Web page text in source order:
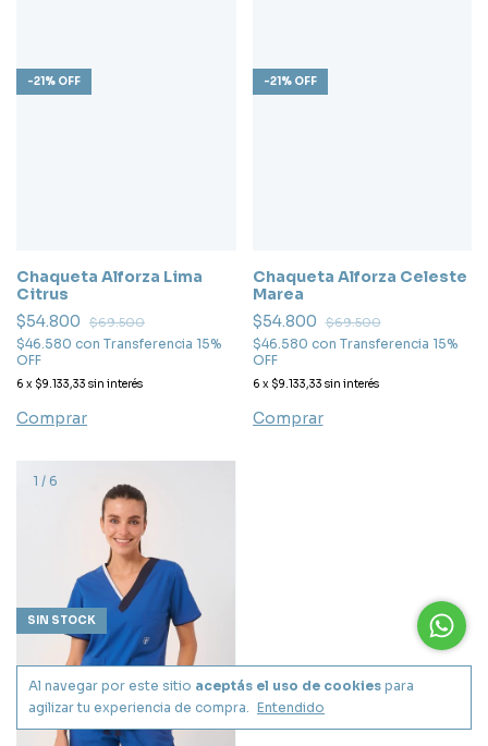
Al navegar por este sitio aceptás el uso de cookies para
agilizar tu experiencia de compra. Entendido
-21% OFF
Chaqueta Alforza Lima
Citrus
$54.800
$69.500
$46.580 con Transferencia 15%
OFF
6 x $9.133,33 sin interés
Comprar
-21% OFF
Chaqueta Alforza Celeste
Marea
$54.800
$69.500
$46.580 con Transferencia 15%
OFF
6 x $9.133,33 sin interés
Comprar
1 / 6
SIN STOCK